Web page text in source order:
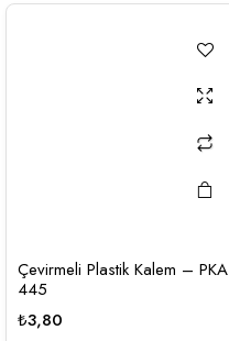
Çevirmeli Plastik Kalem – PKA
445
₺3,80